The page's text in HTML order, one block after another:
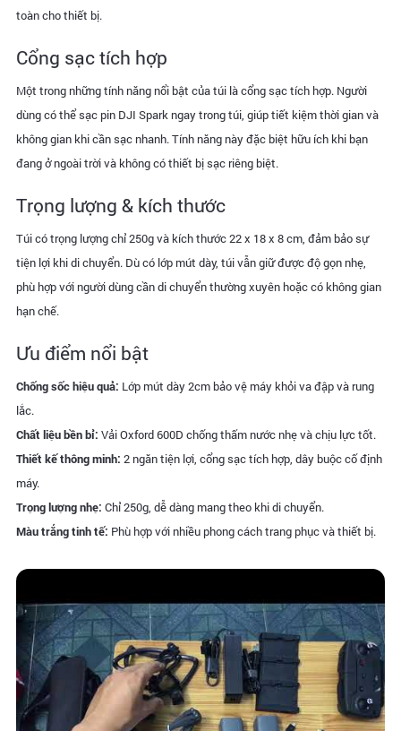
toàn cho thiết bị.
Cổng sạc tích hợp
Một trong những tính năng nổi bật của túi là cổng sạc tích hợp. Người
dùng có thể sạc pin DJI Spark ngay trong túi, giúp tiết kiệm thời gian và
không gian khi cần sạc nhanh. Tính năng này đặc biệt hữu ích khi bạn
đang ở ngoài trời và không có thiết bị sạc riêng biệt.
Trọng lượng & kích thước
Túi có trọng lượng chỉ 250g và kích thước 22 x 18 x 8 cm, đảm bảo sự
tiện lợi khi di chuyển. Dù có lớp mút dày, túi vẫn giữ được độ gọn nhẹ,
phù hợp với người dùng cần di chuyển thường xuyên hoặc có không gian
hạn chế.
Ưu điểm nổi bật
Chống sốc hiệu quả: Lớp mút dày 2cm bảo vệ máy khỏi va đập và rung
lắc.
Chất liệu bền bỉ: Vải Oxford 600D chống thấm nước nhẹ và chịu lực tốt.
Thiết kế thông minh: 2 ngăn tiện lợi, cổng sạc tích hợp, dây buộc cố định
máy.
Trọng lượng nhẹ: Chỉ 250g, dễ dàng mang theo khi di chuyển.
Màu trắng tinh tế: Phù hợp với nhiều phong cách trang phục và thiết bị.